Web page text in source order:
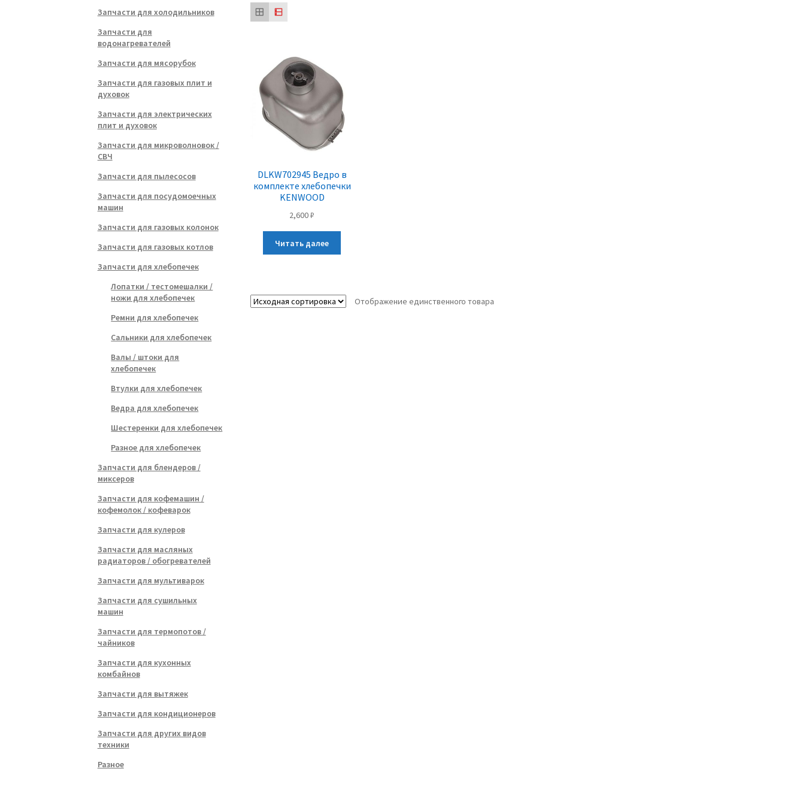
DLKW702945 Ведро в
комплекте хлебопечки
KENWOOD
2,600₽
Читать далее
Отображение единственного товара
Запчасти для холодильников
Запчасти для
водонагревателей
Запчасти для мясорубок
Запчасти для газовых плит и
духовок
Запчасти для электрических
плит и духовок
Запчасти для микроволновок /
СВЧ
Запчасти для пылесосов
Запчасти для посудомоечных
машин
Запчасти для газовых колонок
Запчасти для газовых котлов
Запчасти для хлебопечек
Лопатки / тестомешалки /
ножи для хлебопечек
Ремни для хлебопечек
Сальники для хлебопечек
Валы / штоки для
хлебопечек
Втулки для хлебопечек
Ведра для хлебопечек
Шестеренки для хлебопечек
Разное для хлебопечек
Запчасти для блендеров /
миксеров
Запчасти для кофемашин /
кофемолок / кофеварок
Запчасти для кулеров
Запчасти для масляных
радиаторов / обогревателей
Запчасти для мультиварок
Запчасти для сушильных
машин
Запчасти для термопотов /
чайников
Запчасти для кухонных
комбайнов
Запчасти для вытяжек
Запчасти для кондиционеров
Запчасти для других видов
техники
Разное